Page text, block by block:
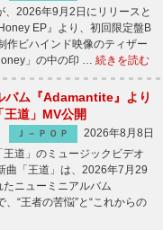
2026年9月2日にリリースと
EP』より、初回限定盤B
作ビハインド映像のティザー
」の中の印 … 続きを読む
バム『Adamantite』より
道」MV公開
Ｊ－ＰＯＰ
2026年8月8日
道」のミュージックビデオ
「王道」は、2026年7月29
たニューミニアルバム
“王者の苦悩”と“これからの